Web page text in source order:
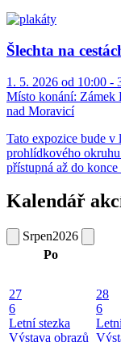
Šlechta na
1. 5. 2026 od 10:00 -
Místo konání: Zámek
nad Moravicí
Tato expozice bude v
prohlídkového
přístupná až do
Kalendář
Srpen2026
Po
27
6
Letní stezka
Výstava obrazů
28
6